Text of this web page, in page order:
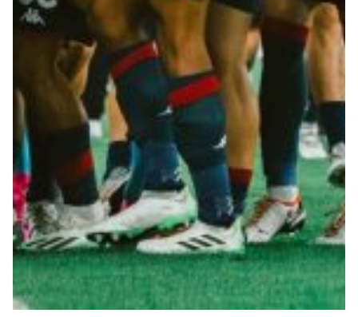
Summer Sale
Accessori
Party
Outlet
Helan x Genoa
Isolani x Genoa
Gift Card Online Store